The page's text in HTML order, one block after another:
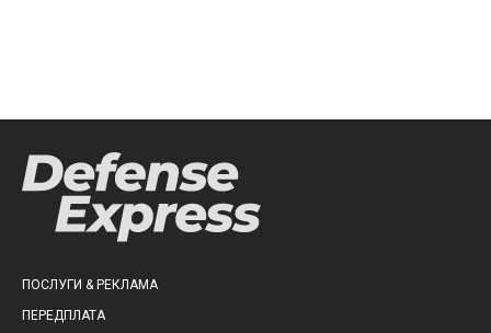
ПОСЛУГИ & РЕКЛАМА
ПЕРЕДПЛАТА